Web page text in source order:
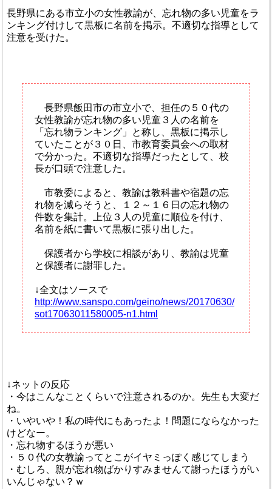
長野県にある市立小の女性教諭が、忘れ物の多い児童をラ
ンキング付けして黒板に名前を掲示。不適切な指導として
注意を受けた。
長野県飯田市の市立小で、担任の５０代の
女性教諭が忘れ物の多い児童３人の名前を
「忘れ物ランキング」と称し、黒板に掲示し
ていたことが３０日、市教育委員会への取材
で分かった。不適切な指導だったとして、校
長が口頭で注意した。
市教委によると、教諭は教科書や宿題の忘
れ物を減らそうと、１２～１６日の忘れ物の
件数を集計。上位３人の児童に順位を付け、
名前を紙に書いて黒板に張り出した。
保護者から学校に相談があり、教諭は児童
と保護者に謝罪した。
↓全文はソースで
http://www.sanspo.com/geino/news/20170630/
sot17063011580005-n1.html
↓ネットの反応
・今はこんなことくらいで注意されるのか。先生も大変だ
ね。
・いやいや！私の時代にもあったよ！問題にならなかった
けどなー。
・忘れ物するほうが悪い
・５０代の女教諭ってとこがイヤミっぽく感じてしまう
・むしろ、親が忘れ物ばかりすみませんて謝ったほうがい
いんじゃない？ｗ